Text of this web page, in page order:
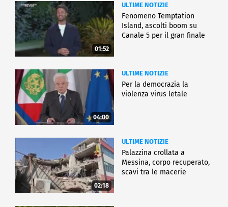
01:52
ULTIME NOTIZIE
Fenomeno Temptation
Island, ascolti boom su
Canale 5 per il gran finale
04:00
ULTIME NOTIZIE
Per la democrazia la
violenza virus letale
02:18
ULTIME NOTIZIE
Palazzina crollata a
Messina, corpo recuperato,
scavi tra le macerie